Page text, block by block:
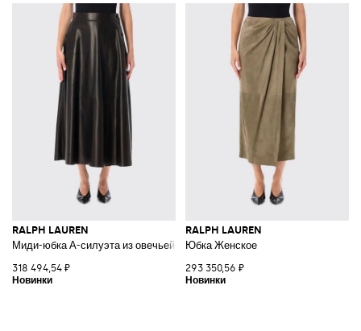
RALPH LAUREN
Миди-юбка А-силуэта из овечьей кожи с высокой талией и боковыми
318 494,54 ₽
RALPH LAUREN
Юбка Женское
293 350,56 ₽